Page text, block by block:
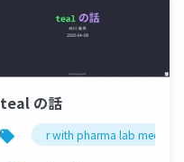
teal の話
r with pharma lab meetup 1